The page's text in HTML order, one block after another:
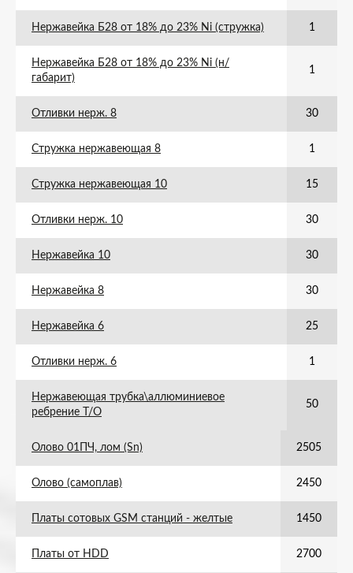
Нержавейка Б28 от 18% до 23% Ni (стружка) 1
Нержавейка Б28 от 18% до 23% Ni (н/
габарит)
1
Отливки нерж. 8 30
Стружка нержавеющая 8 1
Стружка нержавеющая 10 15
Отливки нерж. 10 30
Нержавейка 10 30
Нержавейка 8 30
Нержавейка 6 25
Отливки нерж. 6 1
Нержавеющая трубка\аллюминиевое
ребрение Т/О
50
Олово 01ПЧ, лом (Sn) 2505
Олово (самоплав) 2450
Платы сотовых GSM станций - желтые 1450
Платы от HDD 2700